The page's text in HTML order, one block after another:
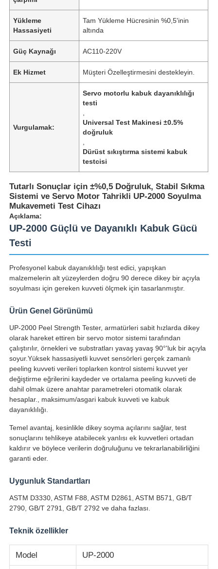
Ana sayfa
Hakkımızda
Fabrika turu
Kalite kontrol
Bize ulaşın
Laboratuvar Test Cihazları
Çevresel Test Odası
Evrensel test makinesi
Yükleme
Hassasiyeti
Tam Yükleme Hücresinin %0,5'inin
altında
Güç Kaynağı AC110-220V
Ek Hizmet Müşteri Özelleştirmesini destekleyin.
Vurgulamak:
Servo motorlu kabuk dayanıklılığı
testi
Universal Test Makinesi ±0.5%
doğruluk
Dürüst sıkıştırma sistemi kabuk
testcisi
Tutarlı Sonuçlar için ±%0,5 Doğruluk, Stabil Sıkma
Sistemi ve Servo Motor Tahrikli UP-2000 Soyulma
Mukavemeti Test Cihazı
Açıklama:
UP-2000 Güçlü ve Dayanıklı Kabuk Gücü
Testi
Profesyonel kabuk dayanıklılığı test edici, yapışkan
malzemelerin alt yüzeylerden doğru 90 derece dikey bir açıyla
soyulması için gereken kuvveti ölçmek için tasarlanmıştır.
Ürün Genel Görünümü
UP-2000 Peel Strength Tester, armatürleri sabit hızlarda dikey
olarak hareket ettiren bir servo motor sistemi tarafından
çalıştırılır, örnekleri ve substratları yavaş yavaş 90°'luk bir açıyla
soyur.Yüksek hassasiyetli kuvvet sensörleri gerçek zamanlı
peeling kuvveti verileri toplarken kontrol sistemi kuvvet yer
değiştirme eğrilerini kaydeder ve ortalama peeling kuvveti de
dahil olmak üzere anahtar parametreleri otomatik olarak
hesaplar., maksimum/asgari kabuk kuvveti ve kabuk
dayanıklılığı.
Temel avantaj, kesinlikle dikey soyma açılarını sağlar, test
sonuçlarını tehlikeye atabilecek yanlısı ek kuvvetleri ortadan
kaldırır ve böylece verilerin doğruluğunu ve tekrarlanabilirliğini
garanti eder.
Uygunluk Standartları
ASTM D3330, ASTM F88, ASTM D2861, ASTM B571, GB/T
2790, GB/T 2791, GB/T 2792 ve daha fazlası.
Teknik özellikler
Model UP-2000